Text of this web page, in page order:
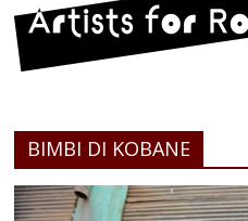
BIMBI DI KOBANE